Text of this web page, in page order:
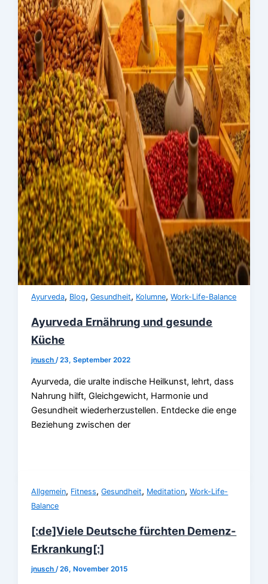
Ayurveda, Blog,Gesundheit, Kolumne,Work-Life-Balance
Ayurveda Ernährung und gesunde
Küche
jnusch/23, September 2022
Ayurveda, die uralte indische Heilkunst, lehrt, dass
Nahrung hilft, Gleichgewicht, Harmonie und
Gesundheit wiederherzustellen. Entdecke die enge
Beziehung zwischen der
Allgemein, Fitness,Gesundheit, Meditation,Work-Life-
Balance
[:de]Viele Deutsche fürchten Demenz-
Erkrankung[:]
jnusch/26, November 2015